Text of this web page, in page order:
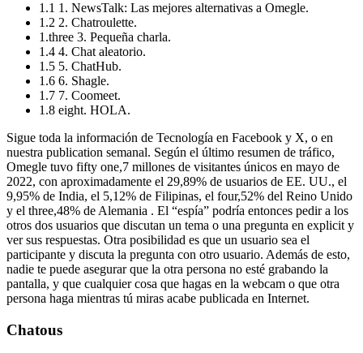
1.1 1. NewsTalk: Las mejores alternativas a Omegle.
1.2 2. Chatroulette.
1.three 3. Pequeña charla.
1.4 4. Chat aleatorio.
1.5 5. ChatHub.
1.6 6. Shagle.
1.7 7. Coomeet.
1.8 eight. HOLA.
Sigue toda la información de Tecnología en Facebook y X, o en
nuestra publication semanal. Según el último resumen de tráfico,
Omegle tuvo fifty one,7 millones de visitantes únicos en mayo de
2022, con aproximadamente el 29,89% de usuarios de EE. UU., el
9,95% de India, el 5,12% de Filipinas, el four,52% del Reino Unido
y el three,48% de Alemania . El “espía” podría entonces pedir a los
otros dos usuarios que discutan un tema o una pregunta en explicit y
ver sus respuestas. Otra posibilidad es que un usuario sea el
participante y discuta la pregunta con otro usuario. Además de esto,
nadie te puede asegurar que la otra persona no esté grabando la
pantalla, y que cualquier cosa que hagas en la webcam o que otra
persona haga mientras tú miras acabe publicada en Internet.
Chatous